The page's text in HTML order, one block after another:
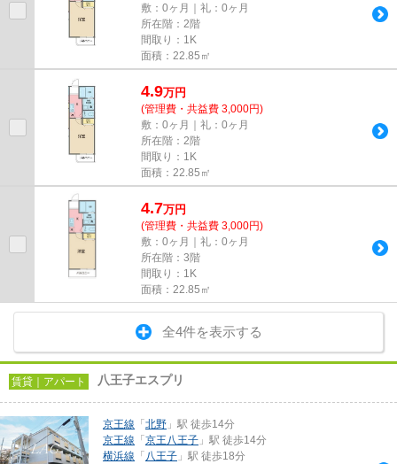
敷：0ヶ月｜礼：0ヶ月
所在階：2階
間取り：1K
面積：22.85㎡
4.9万円
(管理費・共益費 3,000円)
敷：0ヶ月｜礼：0ヶ月
所在階：2階
間取り：1K
面積：22.85㎡
4.7万円
(管理費・共益費 3,000円)
敷：0ヶ月｜礼：0ヶ月
所在階：3階
間取り：1K
面積：22.85㎡
全4件を表示する
賃貸｜アパート 八王子エスプリ
京王線 「 北野 」駅 徒歩14分
京王線 「 京王八王子 」駅 徒歩14分
横浜線 「 八王子 」駅 徒歩18分